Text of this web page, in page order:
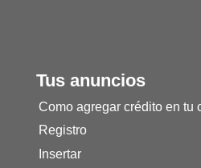
Tus anuncios
Como agregar crédito en tu
Registro
Insertar